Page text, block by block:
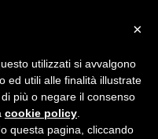
E LA
×
utilizzati si avvalgono
ed utili alle finalità illustrate
più o negare il consenso
cookie policy
questa pagina, cliccando